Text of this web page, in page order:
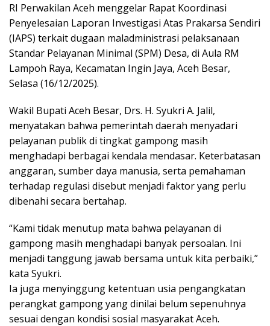
RI Perwakilan Aceh menggelar Rapat Koordinasi
Penyelesaian Laporan Investigasi Atas Prakarsa Sendiri
(IAPS) terkait dugaan maladministrasi pelaksanaan
Standar Pelayanan Minimal (SPM) Desa, di Aula RM
Lampoh Raya, Kecamatan Ingin Jaya, Aceh Besar,
Selasa (16/12/2025).
Wakil Bupati Aceh Besar, Drs. H. Syukri A. Jalil,
menyatakan bahwa pemerintah daerah menyadari
pelayanan publik di tingkat gampong masih
menghadapi berbagai kendala mendasar. Keterbatasan
anggaran, sumber daya manusia, serta pemahaman
terhadap regulasi disebut menjadi faktor yang perlu
dibenahi secara bertahap.
“Kami tidak menutup mata bahwa pelayanan di
gampong masih menghadapi banyak persoalan. Ini
menjadi tanggung jawab bersama untuk kita perbaiki,”
kata Syukri.
Ia juga menyinggung ketentuan usia pengangkatan
perangkat gampong yang dinilai belum sepenuhnya
sesuai dengan kondisi sosial masyarakat Aceh.